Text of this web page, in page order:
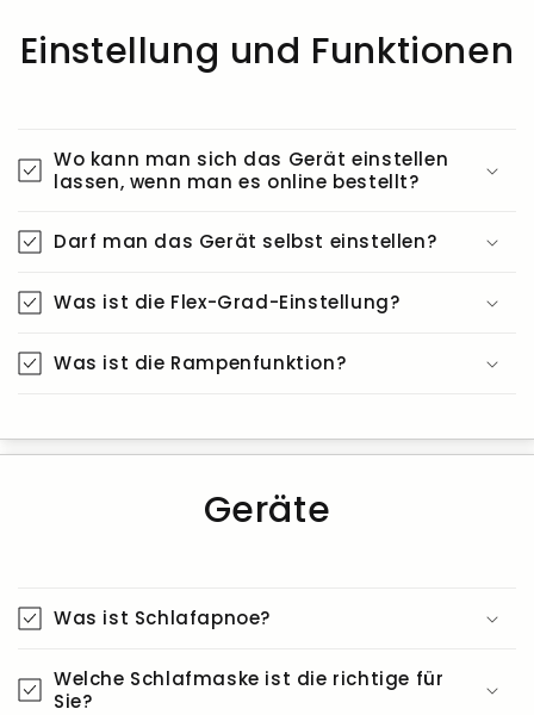
Einstellung und Funktionen
Wo kann man sich das Gerät einstellen
lassen, wenn man es online bestellt?
Darf man das Gerät selbst einstellen?
Was ist die Flex-Grad-Einstellung?
Was ist die Rampenfunktion?
Geräte
Was ist Schlafapnoe?
Welche Schlafmaske ist die richtige für
Sie?